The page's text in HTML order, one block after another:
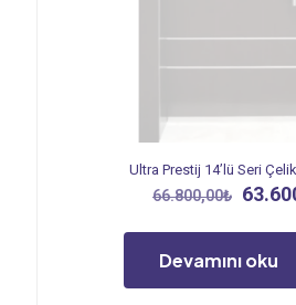
Ultra Prestij 14’lü Seri
66.800,00₺
Devamını oku